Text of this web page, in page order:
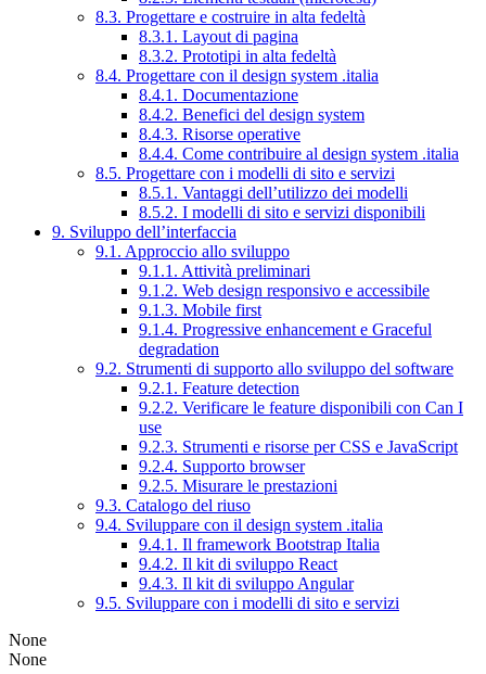
8.3. Progettare e costruire in alta fedeltà
8.3.1. Layout di pagina
8.3.2. Prototipi in alta fedeltà
8.4. Progettare con il design system .italia
8.4.1. Documentazione
8.4.2. Benefici del design system
8.4.3. Risorse operative
8.4.4. Come contribuire al design system .italia
8.5. Progettare con i modelli di sito e servizi
8.5.1. Vantaggi dell’utilizzo dei modelli
8.5.2. I modelli di sito e servizi disponibili
9. Sviluppo dell’interfaccia
9.1. Approccio allo sviluppo
9.1.1. Attività preliminari
9.1.2. Web design responsivo e accessibile
9.1.3. Mobile first
9.1.4. Progressive enhancement e Graceful
degradation
9.2. Strumenti di supporto allo sviluppo del software
9.2.1. Feature detection
9.2.2. Verificare le feature disponibili con Can I
use
9.2.3. Strumenti e risorse per CSS e JavaScript
9.2.4. Supporto browser
9.2.5. Misurare le prestazioni
9.3. Catalogo del riuso
9.4. Sviluppare con il design system .italia
9.4.1. Il framework Bootstrap Italia
9.4.2. Il kit di sviluppo React
9.4.3. Il kit di sviluppo Angular
9.5. Sviluppare con i modelli di sito e servizi
None
None